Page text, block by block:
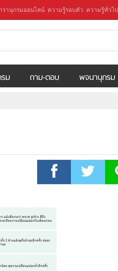
รานุกรมออนไลน์ ความรู้รอบตัว ความรู้ทั่วไป
ม ถาม-ตอบ พจนานุกรม